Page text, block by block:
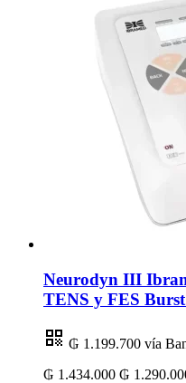
Neurodyn III
TENS y FES
₲ 1.199.700 vía
₲ 1.434.000 ₲